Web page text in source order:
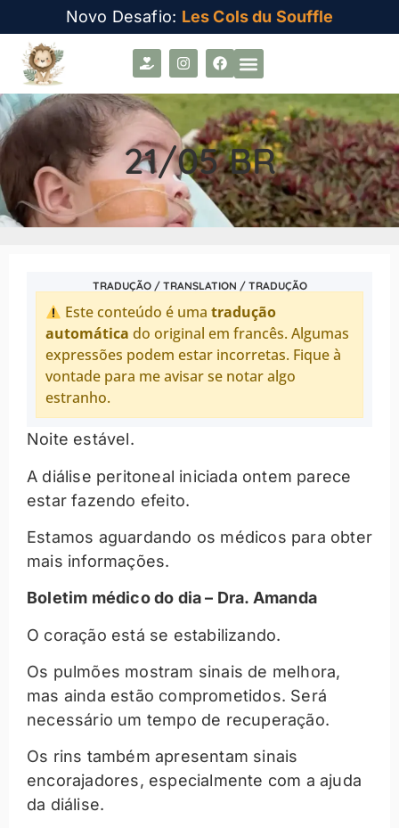
Novo Desafio: Les Cols du Souffle
21/05 BR
TRADUÇÃO / TRANSLATION / TRADUÇÃO
Este conteúdo é umatradução
automática do original em francês. Algumas
expressões podem estar incorretas. Fique à
vontade para me avisar se notar algo
estranho.
Noite estável.
A diálise peritoneal iniciada ontem parece
estar fazendo efeito.
Estamos aguardando os médicos para obter
mais informações.
Boletim médico do dia – Dra. Amanda
O coração está se estabilizando.
Os pulmões mostram sinais de melhora,
mas ainda estão comprometidos. Será
necessário um tempo de recuperação.
Os rins também apresentam sinais
encorajadores, especialmente com a ajuda
da diálise.